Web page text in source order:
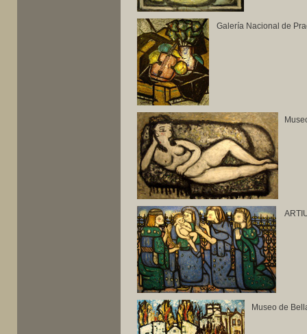
Galería Nacional de
Museo de